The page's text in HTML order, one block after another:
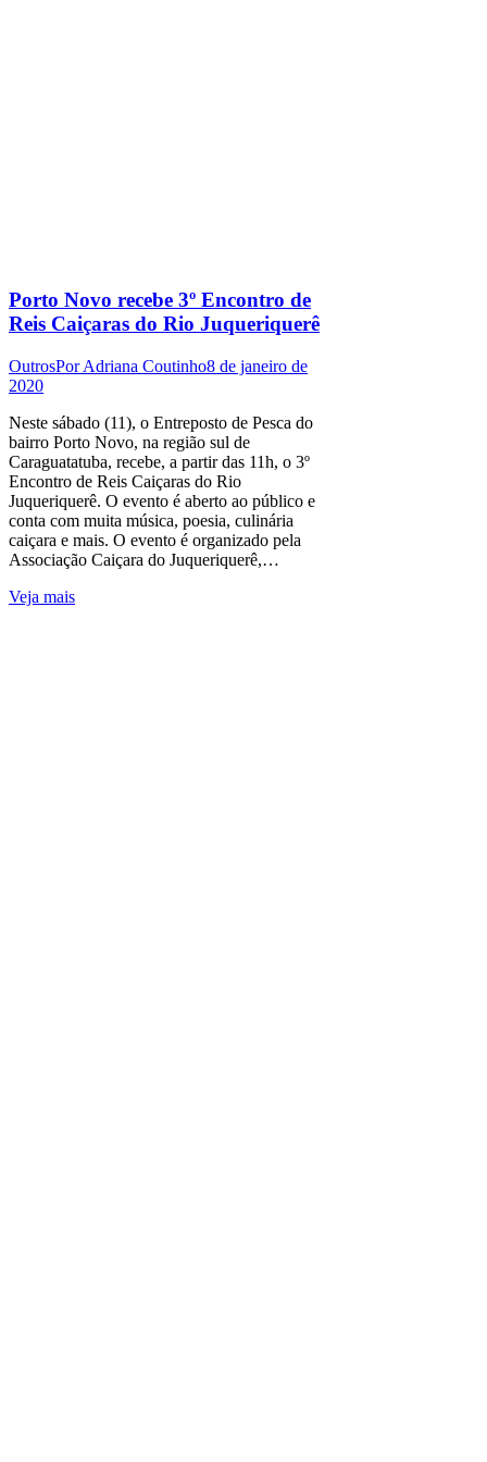
Porto Novo recebe 3º Encontro de
Reis Caiçaras do Rio Juqueriquerê
OutrosPorAdriana Coutinho8 de janeiro de
2020
Neste sábado (11), o Entreposto de Pesca do
bairro Porto Novo, na região sul de
Caraguatatuba, recebe, a partir das 11h, o 3º
Encontro de Reis Caiçaras do Rio
Juqueriquerê. O evento é aberto ao público e
conta com muita música, poesia, culinária
caiçara e mais. O evento é organizado pela
Associação Caiçara do Juqueriquerê,…
Veja mais